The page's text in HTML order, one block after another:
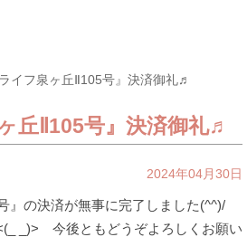
ライフ泉ヶ丘Ⅱ105号』決済御礼♬
丘Ⅱ105号』決済御礼♬
2024年04月30日
』の決済が無事に完了しました(^^)/
_)> 今後ともどうぞよろしくお願い